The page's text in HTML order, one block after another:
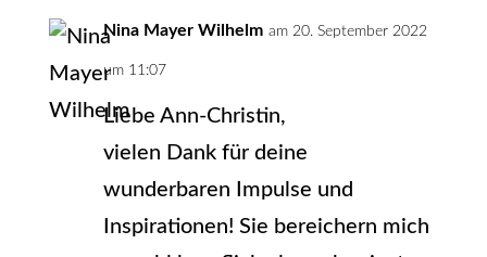
Nina Mayer Wilhelm am 20. September 2022
um 11:07
Liebe Ann-Christin,
vielen Dank für deine
wunderbaren Impulse und
Inspirationen! Sie bereichern mich